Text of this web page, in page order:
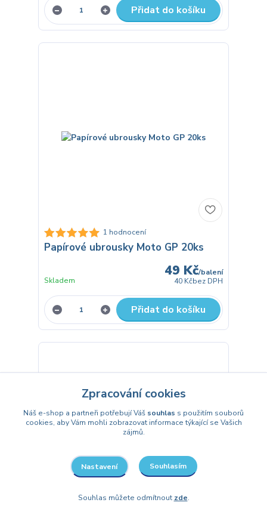
Přidat do košíku
1 hodnocení
Papírové ubrousky Moto GP 20ks
49 Kč/balení
40 Kčbez DPH
Skladem
Přidat do košíku
Zpracování cookies
Náš e-shop a partneři potřebují Váš souhlas s použitím souborů
cookies, aby Vám mohli zobrazovat informace týkající se Vašich
zájmů.
Nastavení Souhlasím
Souhlas můžete odmítnout zde.